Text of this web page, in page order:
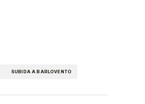
SUBIDA A BARLOVENTO